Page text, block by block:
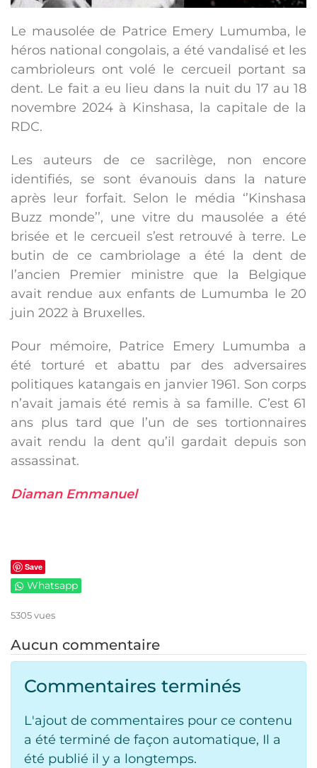
Le mausolée de Patrice Emery Lumumba, le
héros national congolais, a été vandalisé et les
cambrioleurs ont volé le cercueil portant sa
dent. Le fait a eu lieu dans la nuit du 17 au 18
novembre 2024 à Kinshasa, la capitale de la
RDC.
Les auteurs de ce sacrilège, non encore
identifiés, se sont évanouis dans la nature
après leur forfait. Selon le média ‘’Kinshasa
Buzz monde’’, une vitre du mausolée a été
brisée et le cercueil s’est retrouvé à terre. Le
butin de ce cambriolage a été la dent de
l’ancien Premier ministre que la Belgique
avait rendue aux enfants de Lumumba le 20
juin 2022 à Bruxelles.
Pour mémoire, Patrice Emery Lumumba a
été torturé et abattu par des adversaires
politiques katangais en janvier 1961. Son corps
n’avait jamais été remis à sa famille. C’est 61
ans plus tard que l’un de ses tortionnaires
avait rendu la dent qu’il gardait depuis son
assassinat.
Diaman Emmanuel
Save
Whatsapp
5305 vues
Aucun commentaire
Commentaires terminés
L'ajout de commentaires pour ce contenu
a été terminé de façon automatique, Il a
été publié il y a longtemps.